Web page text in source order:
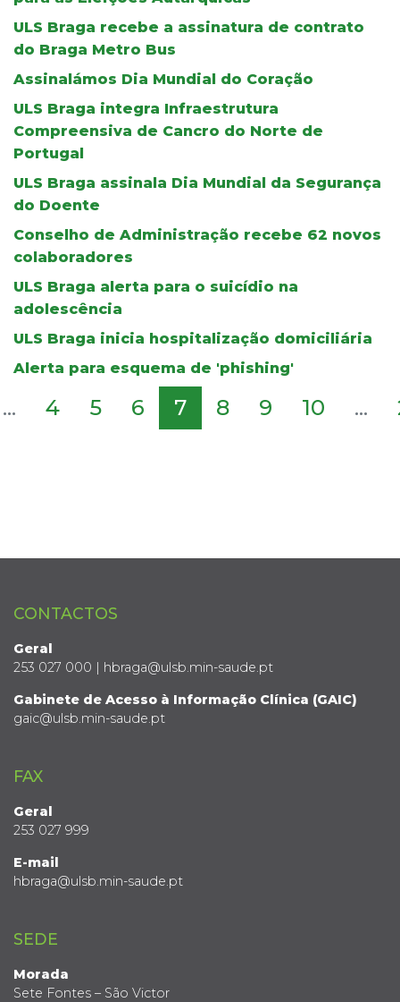
ULS Braga recebe a assinatura de contrato
do Braga Metro Bus
Assinalámos Dia Mundial do Coração
ULS Braga integra Infraestrutura
Compreensiva de Cancro do Norte de
Portugal
ULS Braga assinala Dia Mundial da Segurança
do Doente
Conselho de Administração recebe 62 novos
colaboradores
ULS Braga alerta para o suicídio na
adolescência
ULS Braga inicia hospitalização domiciliária
Alerta para esquema de 'phishing'
... 4 5 6 7 8 9 10 ...
CONTACTOS
Geral
253 027 000 | hbraga@ulsb.min-saude.pt
Gabinete de Acesso à Informação Clínica (GAIC)
gaic@ulsb.min-saude.pt
FAX
Geral
253 027 999
E-mail
hbraga@ulsb.min-saude.pt
SEDE
Morada
Sete Fontes – São Victor